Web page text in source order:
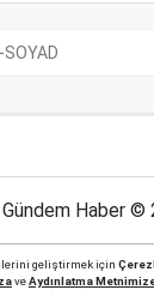
Haber ©
Künye
geliştirmek için
veAydınlatma